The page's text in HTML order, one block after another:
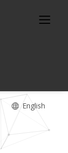
English